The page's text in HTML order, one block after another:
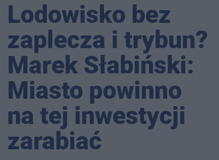
Lodowisko bez
zaplecza i trybun?
Marek Słabiński:
Miasto powinno
na tej inwestycji
zarabiać